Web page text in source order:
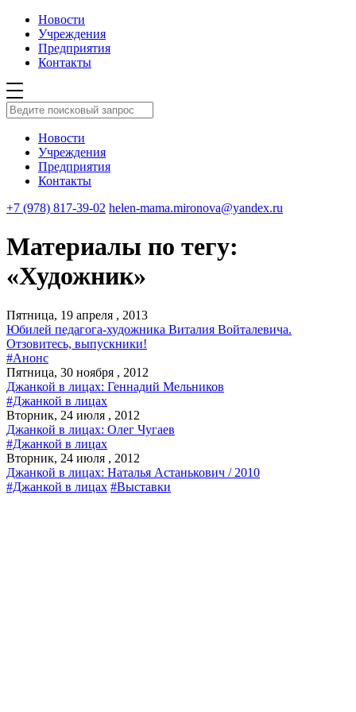
Новости
Учреждения
Предприятия
Контакты
Новости
Учреждения
Предприятия
Контакты
+7 (978) 817-39-02 helen-mama.mironova@yandex.ru
Материалы по тегу:
«Художник»
Пятница, 19 апреля , 2013
Юбилей педагога-художника Виталия Войталевича.
Отзовитесь, выпускники!
#Анонс
Пятница, 30 ноября , 2012
Джанкой в лицах: Геннадий Мельников
#Джанкой в лицах
Вторник, 24 июля , 2012
Джанкой в лицах: Олег Чугаев
#Джанкой в лицах
Вторник, 24 июля , 2012
Джанкой в лицах: Наталья Астанькович / 2010
#Джанкой в лицах #Выставки